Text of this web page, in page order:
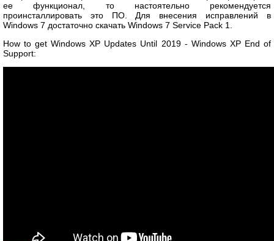
ее функционал, то настоятельно рекомендуется
проинсталлировать это ПО. Для внесения исправлений в
Windows 7 достаточно скачать Windows 7 Service Pack 1.
How to get Windows XP Updates Until 2019 - Windows XP End of
Support: